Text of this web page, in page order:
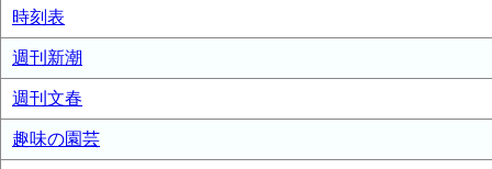
時刻表
週刊新潮
週刊文春
趣味の園芸